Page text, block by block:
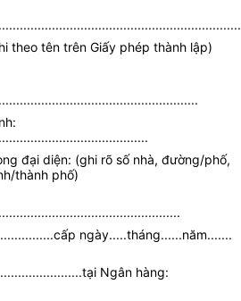
theo tên trên Giấy phép thành lập)
đại diện: (ghi rõ số nhà, đường/phố,
thành phố)
ngày.....tháng......năm.......
Ngân hàng: